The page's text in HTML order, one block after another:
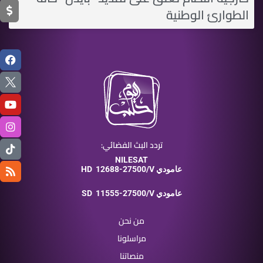
الطوارئ الوطنية
تردد البث الفضائي:
NILESAT
HD
12688-27500/V عامودي
SD 11555-27500/V عامودي
من نحن
مراسلونا
منصاتنا